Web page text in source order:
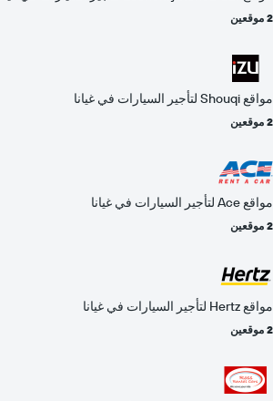
2 موقعين
مواقع Shouqi لتأجير السيارات في غيانا
2 موقعين
مواقع Ace لتأجير السيارات في غيانا
2 موقعين
مواقع Hertz لتأجير السيارات في غيانا
2 موقعين